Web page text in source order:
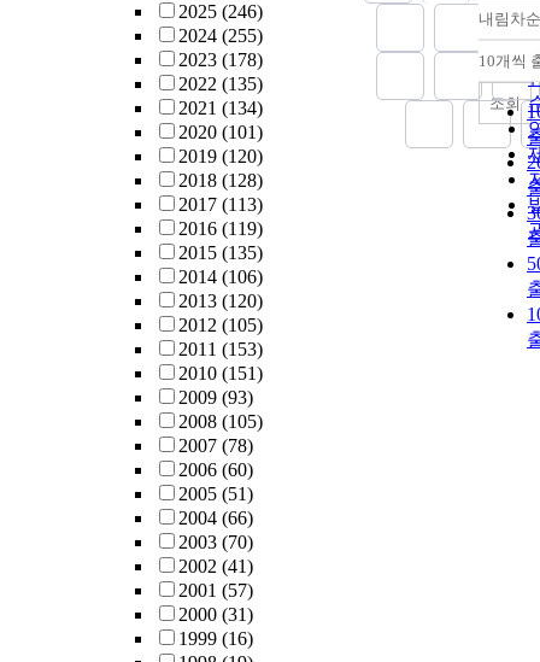
2025 (246)
2024 (255)
2023 (178)
2022 (135)
2021 (134)
2020 (101)
2019 (120)
2018 (128)
2017 (113)
2016 (119)
2015 (135)
2014 (106)
2013 (120)
2012 (105)
2011 (153)
2010 (151)
2009 (93)
2008 (105)
2007 (78)
2006 (60)
2005 (51)
2004 (66)
2003 (70)
2002 (41)
2001 (57)
2000 (31)
1999 (16)
내림차순
10개씩
조회